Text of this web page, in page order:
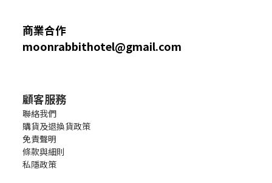
商業合作
moonrabbithotel@gmail.com
顧客服務
聯絡我們
購貨及退換貨政策
免責聲明
條款與細則
私隱政策